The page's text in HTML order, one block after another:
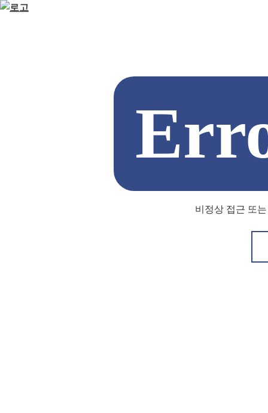
비정상 접근 또